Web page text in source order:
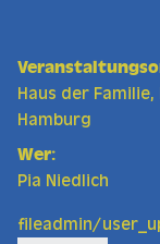
Haus der
Hamburg
Wer:
Pia Niedlich
fileadmin/